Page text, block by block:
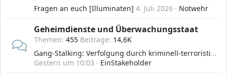
Fragen an euch [Illuminaten] 4. Juli 2026 Notwehr
Geheimdienste und Überwachungsstaat
Themen 455 Beiträge 14,6K
Gang-Stalking: Verfolgung durch kriminell-terroristische Geheimdienst-Banden mit Energie- und Neurowaffen
Gestern um 10:03
EinStakeholder